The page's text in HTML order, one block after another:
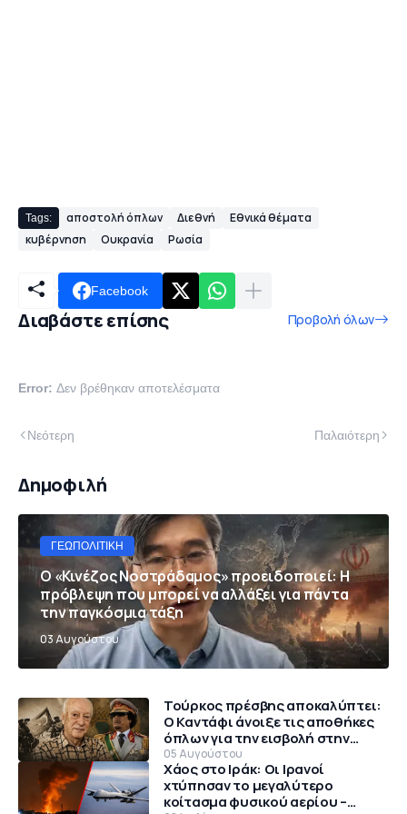
Tags: αποστολή όπλων Διεθνή
Εθνικά θέματα
κυβέρνηση
Ουκρανία Ρωσία
Facebook
Διαβάστε επίσης Προβολή όλων
Error: Δεν βρέθηκαν αποτελέσματα
Νεότερη Παλαιότερη
Δημοφιλή
ΓΕΩΠΟΛΙΤΙΚΉ
Ο «Κινέζος Νοστράδαμος» προειδοποιεί: Η
πρόβλεψη που μπορεί να αλλάξει για πάντα
την παγκόσμια τάξη
03 Αυγούστου
Τούρκος πρέσβης αποκαλύπτει:
Ο Καντάφι άνοιξε τις αποθήκες
όπλων για την εισβολή στην
Κύπρο το 1974
05 Αυγούστου
Χάος στο Ιράκ: Οι Ιρανοί
χτύπησαν το μεγαλύτερο
κοίτασμα φυσικού αερίου –